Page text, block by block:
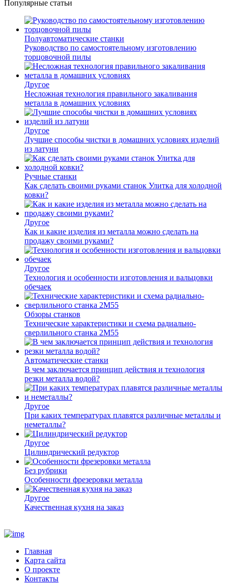
Популярные статьи
Полуавтоматические станки
Руководство по самостоятельному изготовлению
торцовочной пилы
Другое
Несложная технология правильного закаливания
металла в домашних условиях
Другое
Лучшие способы чистки в домашних условиях изделий
из латуни
Ручные станки
Как сделать своими руками станок Улитка для холодной
ковки?
Другое
Как и какие изделия из металла можно сделать на
продажу своими руками?
Другое
Технология и особенности изготовления и вальцовки
обечаек
Обзоры станков
Технические характеристики и схема радиально-
сверлильного станка 2М55
Автоматические станки
В чем заключается принцип действия и технология
резки металла водой?
Другое
При каких температурах плавятся различные металлы и
неметаллы?
Другое
Цилиндрический редуктор
Без рубрики
Особенности фрезеровки металла
Другое
Качественная кухня на заказ
Главная
Карта сайта
О проекте
Контакты